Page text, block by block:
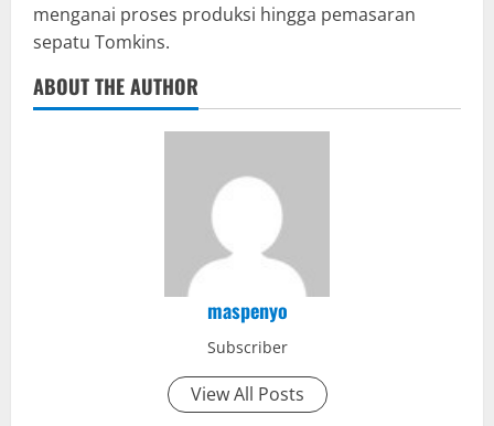
menganai proses produksi hingga pemasaran
sepatu Tomkins.
ABOUT THE AUTHOR
maspenyo
Subscriber
View All Posts